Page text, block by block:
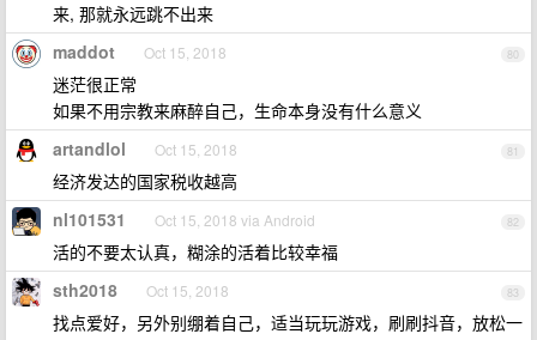
来, 那就永远跳不出来
80
maddot Oct 15, 2018
迷茫很正常
如果不用宗教来麻醉自己，生命本身没有什么意义
81
artandlol Oct 15, 2018
经济发达的国家税收越高
82
nl101531 Oct 15, 2018 via Android
活的不要太认真，糊涂的活着比较幸福
83
sth2018 Oct 15, 2018
找点爱好，另外别绷着自己，适当玩玩游戏，刷刷抖音，放松一